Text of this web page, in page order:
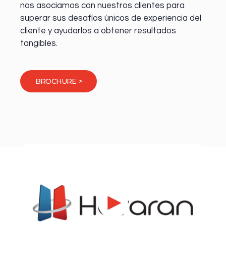
nos asociamos con nuestros clientes para
superar sus desafíos únicos de experiencia del
cliente y ayudarlos a obtener resultados
tangibles.
BROCHURE >